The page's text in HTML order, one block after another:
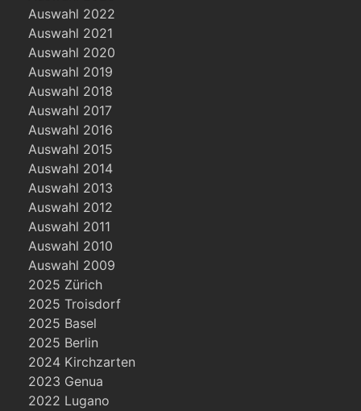
Auswahl 2022
Auswahl 2021
Auswahl 2020
Auswahl 2019
Auswahl 2018
Auswahl 2017
Auswahl 2016
Auswahl 2015
Auswahl 2014
Auswahl 2013
Auswahl 2012
Auswahl 2011
Auswahl 2010
Auswahl 2009
2025 Zürich
2025 Troisdorf
2025 Basel
2025 Berlin
2024 Kirchzarten
2023 Genua
2022 Lugano